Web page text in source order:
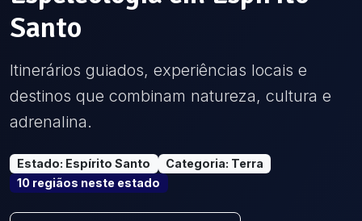
Santo
Itinerários guiados, experiências locais e
destinos que combinam natureza, cultura e
adrenalina.
Estado: Espírito Santo Categoria: Terra
10 regiãos neste estado